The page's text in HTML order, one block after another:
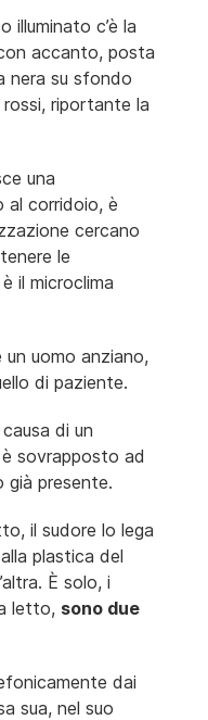
illuminato c’è la
accanto, posta
nera su sfondo
riportante la
una
al corridoio, è
cercano
le
il microclima
un uomo anziano,
di paziente.
di un
sovrapposto ad
già presente.
il sudore lo lega
plastica del
È solo, i
letto, sono due
dai
sua, nel suo